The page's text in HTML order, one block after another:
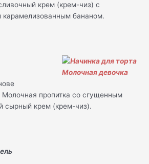
крем (крем-чиз) с
карамелизованным бананом.
Молочная пропитка со сгущенным
сырный крем (крем-чиз).